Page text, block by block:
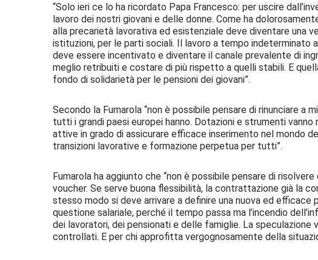
“Solo ieri ce lo ha ricordato Papa Francesco: per uscire
lavoro dei nostri giovani e delle donne. Come ha
alla precarietà lavorativa ed esistenziale deve diventare una
istituzioni, per le parti sociali. Il lavoro a tempo indeterminato
deve essere incentivato e diventare il canale prevalente di
meglio retribuiti e costare di più rispetto a quelli stabili. E
fondo di solidarietà per le pensioni dei giovani”.
Secondo la Fumarola “non è possibile pensare di rinunciare a
tutti i grandi paesi europei hanno. Dotazioni e strumenti
attive in grado di assicurare efficace inserimento nel mondo
transizioni lavorative e formazione perpetua per tutti”.
Fumarola ha aggiunto che “non è possibile pensare di
voucher. Se serve buona flessibilità, la contrattazione già la
stesso modo si deve arrivare a definire una nuova ed
questione salariale, perché il tempo passa ma l’incendio
dei lavoratori, dei pensionati e delle famiglie. La
controllati. E per chi approfitta vergognosamente della